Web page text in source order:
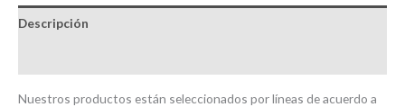
Descripción
Nuestros productos están seleccionados por líneas de acuerdo a